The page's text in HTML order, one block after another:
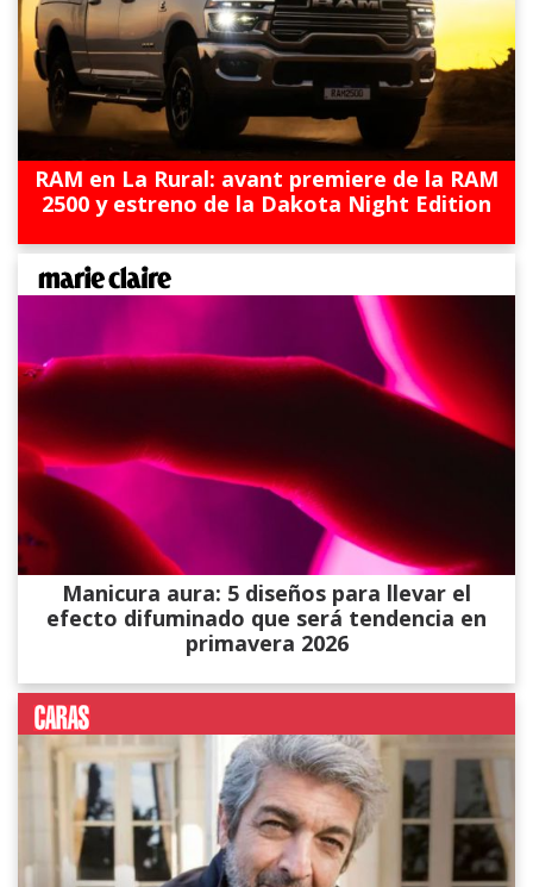
RAM en La Rural: avant premiere de la RAM
2500 y estreno de la Dakota Night Edition
Manicura aura: 5 diseños para llevar el
efecto difuminado que será tendencia en
primavera 2026